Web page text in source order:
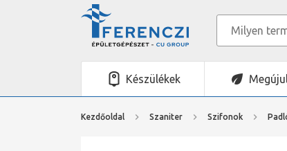
Készülékek
Kezdőoldal Szaniter Szifonok